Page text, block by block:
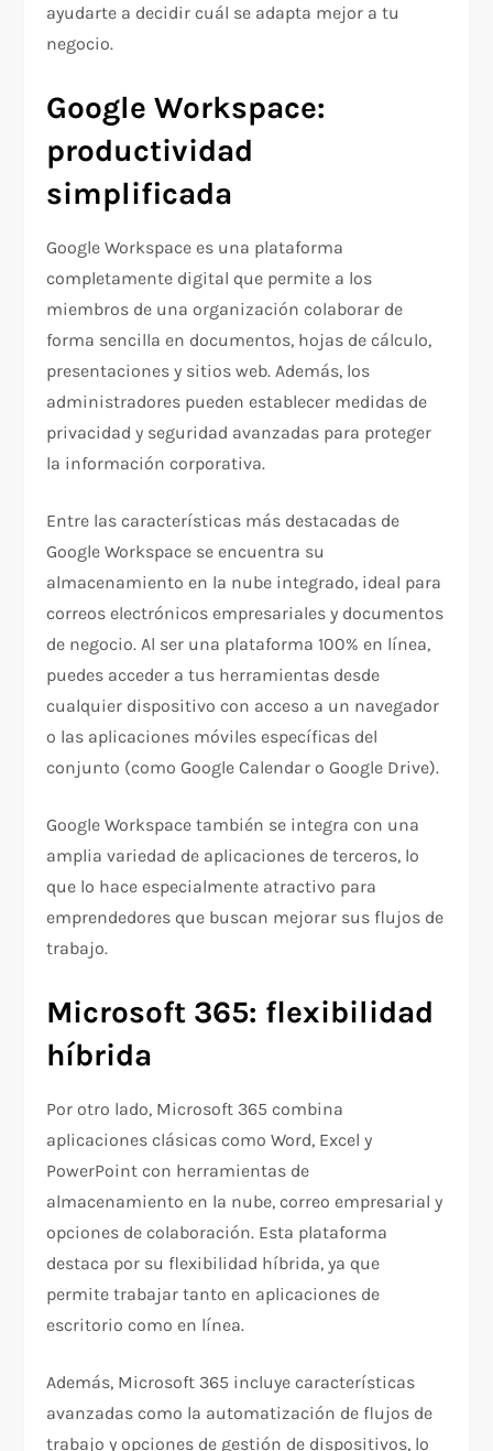
ayudarte a decidir cuál se adapta mejor a tu
negocio.
Google Workspace:
productividad
simplificada
Google Workspace es una plataforma
completamente digital que permite a los
miembros de una organización colaborar de
forma sencilla en documentos, hojas de cálculo,
presentaciones y sitios web. Además, los
administradores pueden establecer medidas de
privacidad y seguridad avanzadas para proteger
la información corporativa.
Entre las características más destacadas de
Google Workspace se encuentra su
almacenamiento en la nube integrado, ideal para
correos electrónicos empresariales y documentos
de negocio. Al ser una plataforma 100% en línea,
puedes acceder a tus herramientas desde
cualquier dispositivo con acceso a un navegador
o las aplicaciones móviles específicas del
conjunto (como Google Calendar o Google Drive).
Google Workspace también se integra con una
amplia variedad de aplicaciones de terceros, lo
que lo hace especialmente atractivo para
emprendedores que buscan mejorar sus flujos de
trabajo.
Microsoft 365: flexibilidad
híbrida
Por otro lado, Microsoft 365 combina
aplicaciones clásicas como Word, Excel y
PowerPoint con herramientas de
almacenamiento en la nube, correo empresarial y
opciones de colaboración. Esta plataforma
destaca por su flexibilidad híbrida, ya que
permite trabajar tanto en aplicaciones de
escritorio como en línea.
Además, Microsoft 365 incluye características
avanzadas como la automatización de flujos de
trabajo y opciones de gestión de dispositivos, lo